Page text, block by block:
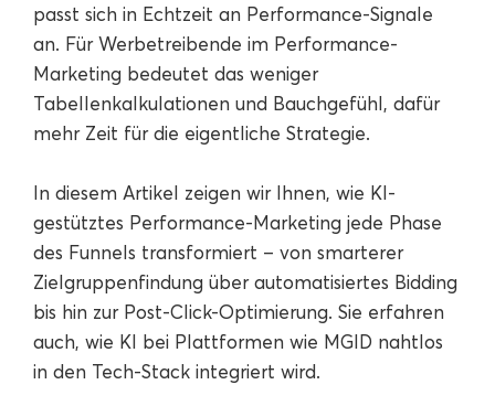
passt sich in Echtzeit an Performance-Signale
an. Für Werbetreibende im Performance-
Marketing bedeutet das weniger
Tabellenkalkulationen und Bauchgefühl, dafür
mehr Zeit für die eigentliche Strategie.
In diesem Artikel zeigen wir Ihnen, wie KI-
gestütztes Performance-Marketing jede Phase
des Funnels transformiert – von smarterer
Zielgruppenfindung über automatisiertes Bidding
bis hin zur Post-Click-Optimierung. Sie erfahren
auch, wie KI bei Plattformen wie MGID nahtlos
in den Tech-Stack integriert wird.